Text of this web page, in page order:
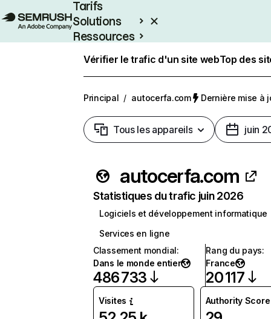
Tarifs
Solutions
Ressources
Vérifier le trafic d'un site webTop des
Principal / autocerfa.com Dernière mise à
Tous les appareils juin
autocerfa.com
Statistiques du trafic juin 2026
Logiciels et développement informatique
Services en ligne
Classement mondial:
Dans le monde entier
486 733
Rang du pays:
France
20 117
Visites Authority Score